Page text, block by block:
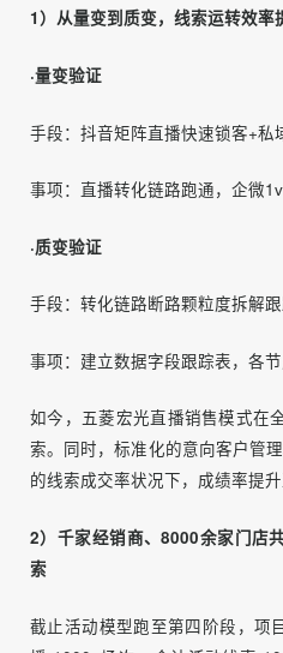
扶持，影响并带动其他经销商
▌营销效果
·量变验证
手段：抖音矩阵直播快速锁